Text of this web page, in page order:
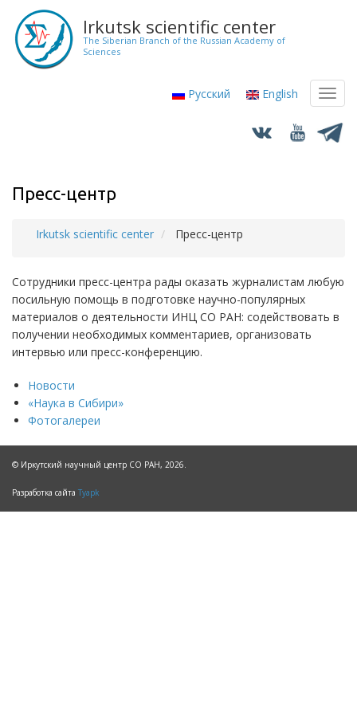
main
content
Irkutsk scientific center
The Siberian Branch of the Russian Academy of
Sciences
Русский English
Пресс-центр
Irkutsk scientific center Пресс-центр
Сотрудники пресс-центра рады оказать журналистам любую
посильную помощь в подготовке научно-популярных
материалов о деятельности ИНЦ СО РАН: содействовать в
получении необходимых комментариев, организовать
интервью или пресс-конференцию.
Новости
«Наука в Сибири»
Фотогалереи
© Иркутский научный центр СО РАН, 2026.
Разработка сайта Tyapk